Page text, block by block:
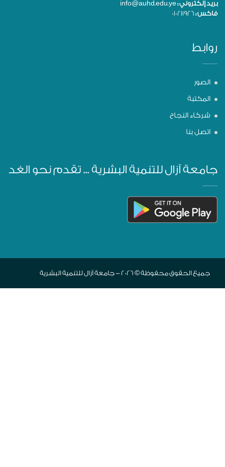
بريد إلكتروني :
فاكس :
روابط
الصور
المكتبة
شركاء النجاح
اتصل بنا
جامعة آزال للتنمية البشرية ... تقدم نحو الغد
جميع الحقوق محفوظة © 2026 - جامعة آزال للتنمية البشرية